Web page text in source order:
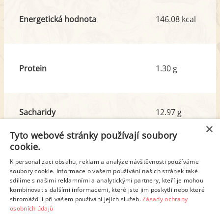
Energetická hodnota 146.08 kcal
Protein 1.30 g
Sacharidy
z toho cukr
12.97 g
7.05 g
Tuk
z toho nas. mastné kyseliny
9.85 g
5.82 g
Detailní rozpis
×
Tyto webové stránky používají soubory
cookie.
K personalizaci obsahu, reklam a analýze návštěvnosti používáme
soubory cookie. Informace o vašem používání našich stránek také
sdílíme s našimi reklamními a analytickými partnery, kteří je mohou
kombinovat s dalšími informacemi, které jste jim poskytli nebo které
shromáždili při vašem používání jejich služeb.Zásady ochrany
osobních údajů